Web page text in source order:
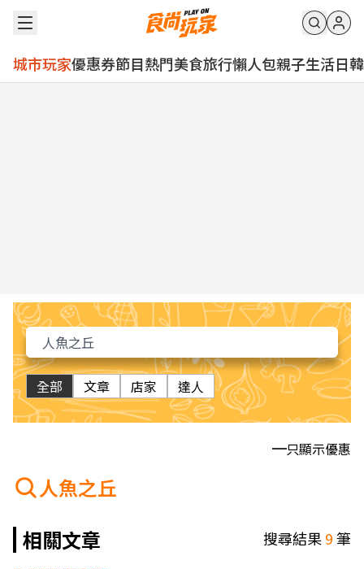
城市玩家優惠券節目熱門美食旅行懶人包親子生活日韓
全部 文章 店家 達人
只顯示優惠
人魚之丘
相關文章
搜尋結果9筆